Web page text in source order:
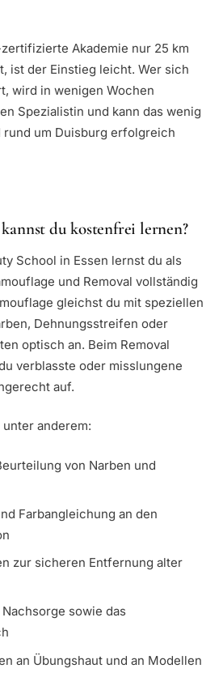
Akademie nur 25 km
ist der Einstieg leicht. Wer sich
wird in wenigen Wochen
Spezialistin und kann das wenig
um Duisburg erfolgreich
du kostenfrei lernen?
School in Essen lernst du als
und Removal vollständig
gleichst du mit speziellen
Dehnungsstreifen oder
optisch an. Beim Removal
verblasste oder misslungene
auf.
anderem:
von Narben und
Farbangleichung an den
zur sicheren Entfernung alter
sowie das
an Übungshaut und an Modellen